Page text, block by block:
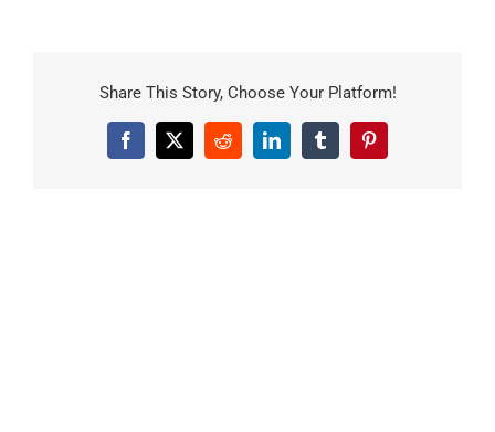
Share This Story, Choose Your Platform!
Facebook
X RedditLinkedInTumblrPinterest